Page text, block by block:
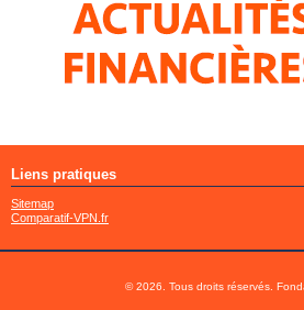
Liens pratiques
Sitemap
Comparatif-VPN.fr
© 2026. Tous droits réservés.